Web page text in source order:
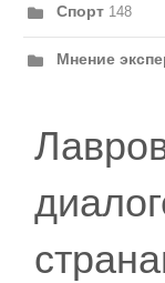
Спорт 148
Мнение